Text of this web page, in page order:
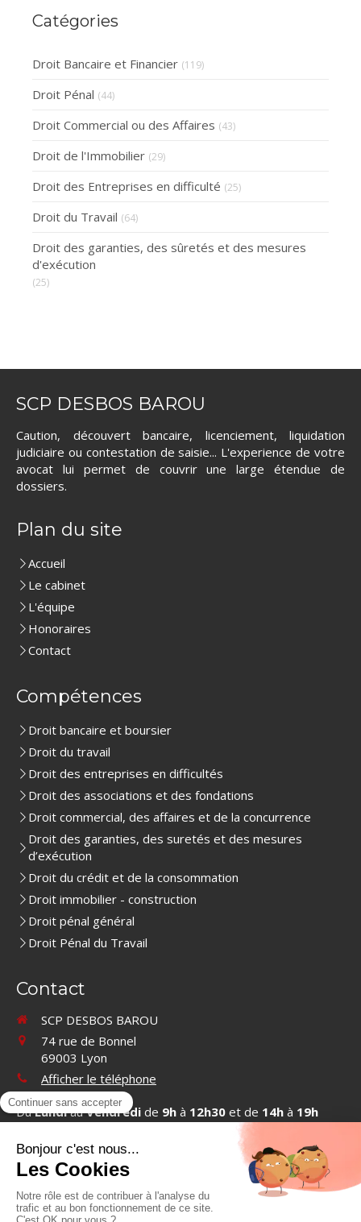
Catégories
Droit Bancaire et Financier (119)
Droit Pénal (44)
Droit Commercial ou des Affaires (43)
Droit de l'Immobilier (29)
Droit des Entreprises en difficulté (25)
Droit du Travail (64)
Droit des garanties, des sûretés et des mesures
d'exécution
(25)
SCP DESBOS BAROU
Caution, découvert bancaire, licenciement, liquidation
judiciaire ou contestation de saisie... L'experience de votre
avocat lui permet de couvrir une large étendue de
dossiers.
Plan du site
Accueil
Le cabinet
L'équipe
Honoraires
Contact
Compétences
Droit bancaire et boursier
Droit du travail
Droit des entreprises en difficultés
Droit des associations et des fondations
Droit commercial, des affaires et de la concurrence
Droit des garanties, des suretés et des mesures
d’exécution
Droit du crédit et de la consommation
Droit immobilier - construction
Droit pénal général
Droit Pénal du Travail
Contact
SCP DESBOS BAROU
74 rue de Bonnel
69003 Lyon
Afficher le téléphone
DuLundiauVendredi de 9h à 12h30 et de 14h à 19h
Contacter SCP DESBOS BAROU
©2019 SCP DESBOS BAROU - Cabinet d'avocats à Lyon